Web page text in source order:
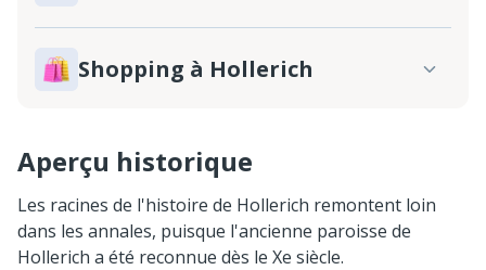
Shopping à Hollerich
Aperçu historique
Les racines de l'histoire de Hollerich remontent loin
dans les annales, puisque l'ancienne paroisse de
Hollerich a été reconnue dès le Xe siècle.